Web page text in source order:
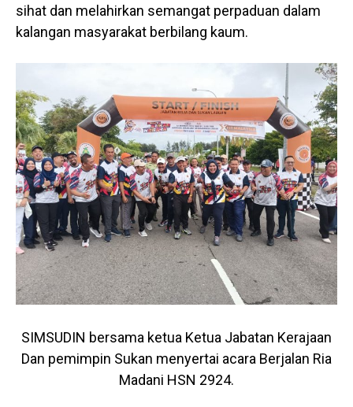
sihat dan melahirkan semangat perpaduan dalam
kalangan masyarakat berbilang kaum.
SIMSUDIN bersama ketua Ketua Jabatan Kerajaan
Dan pemimpin Sukan menyertai acara Berjalan Ria
Madani HSN 2924.